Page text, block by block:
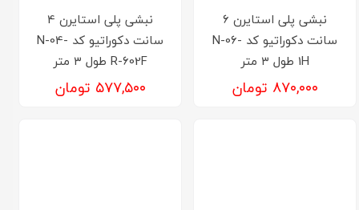
نبشی پلی استایرن 6
سانت دکوراتیو کد N-06-
1H طول ۳ متر
۸۷۰,۰۰۰ تومان
نبشی پلی استایرن 4
سانت دکوراتیو کد N-04-
R-602F طول ۳ متر
۵۷۷,۵۰۰ تومان